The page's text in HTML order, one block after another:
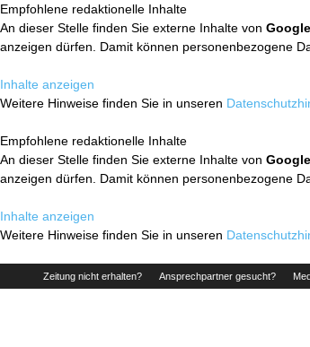
Empfohlene redaktionelle Inhalte
An dieser Stelle finden Sie externe Inhalte von
anzeigen dürfen. Damit können personenbezogene
Inhalte anzeigen
Weitere Hinweise finden Sie in unseren
Empfohlene redaktionelle Inhalte
An dieser Stelle finden Sie externe Inhalte von
anzeigen dürfen. Damit können personenbezogene
Inhalte anzeigen
Weitere Hinweise finden Sie in unseren
Zeitung nicht erhalten? Ansprechpartner gesucht?